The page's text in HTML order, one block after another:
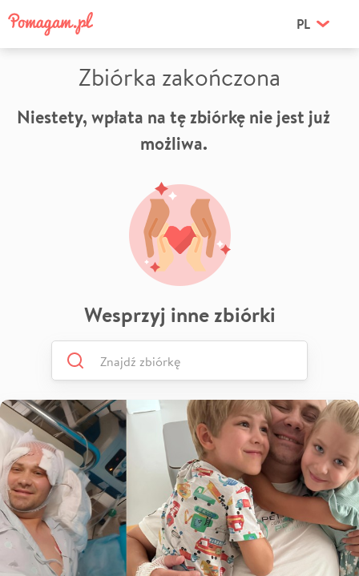
PL
Zbiórka zakończona
Niestety, wpłata na tę zbiórkę nie jest już
możliwa.
Wesprzyj inne zbiórki